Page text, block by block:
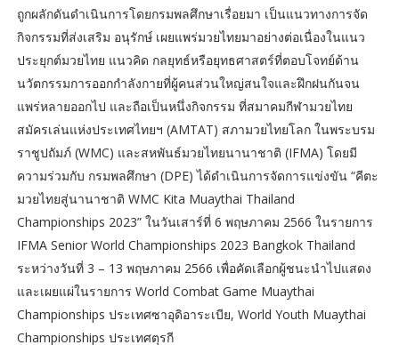
ถูกผลักดันดำเนินการโดยกรมพลศึกษาเรื่อยมา เป็นแนวทางการจัด
กิจกรรมที่ส่งเสริม อนุรักษ์ เผยแพร่มวยไทยมาอย่างต่อเนื่องในแนว
ประยุกต์มวยไทย แนวคิด กลยุทธ์หรือยุทธศาสตร์ที่ตอบโจทย์ด้าน
นวัตกรรมการออกกำลังกายที่ผู้คนส่วนใหญ่สนใจและฝึกฝนกันจน
แพร่หลายออกไป และถือเป็นหนึ่งกิจกรรม ที่สมาคมกีฬามวยไทย
สมัครเล่นแห่งประเทศไทยฯ (AMTAT) สภามวยไทยโลก ในพระบรม
ราชูปถัมภ์ (WMC) และสหพันธ์มวยไทยนานาชาติ (IFMA) โดยมี
ความร่วมกับ กรมพลศึกษา (DPE) ได้ดำเนินการจัดการแข่งขัน “คีตะ
มวยไทยสู่นานาชาติ WMC Kita Muaythai Thailand
Championships 2023” ในวันเสาร์ที่ 6 พฤษภาคม 2566 ในรายการ
IFMA Senior World Championships 2023 Bangkok Thailand
ระหว่างวันที่ 3 – 13 พฤษภาคม 2566 เพื่อคัดเลือกผู้ชนะนำไปแสดง
และเผยแผ่ในรายการ World Combat Game Muaythai
Championships ประเทศซาอุดิอาระเบีย, World Youth Muaythai
Championships ประเทศตุรกี